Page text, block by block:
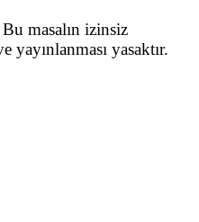
masalın izinsiz
yayınlanması yasaktır.